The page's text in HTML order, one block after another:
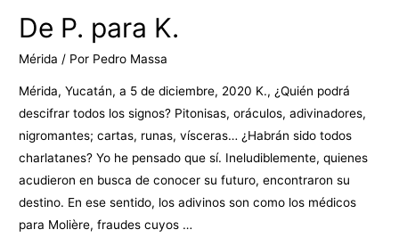
De P. para K.
Mérida / Por Pedro Massa
Mérida, Yucatán, a 5 de diciembre, 2020 K., ¿Quién podrá
descifrar todos los signos? Pitonisas, oráculos, adivinadores,
nigromantes; cartas, runas, vísceras… ¿Habrán sido todos
charlatanes? Yo he pensado que sí. Ineludiblemente, quienes
acudieron en busca de conocer su futuro, encontraron su
destino. En ese sentido, los adivinos son como los médicos
para Molière, fraudes cuyos …